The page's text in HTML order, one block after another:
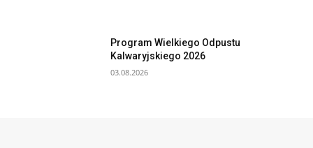
Program Wielkiego Odpustu
Kalwaryjskiego 2026
03.08.2026